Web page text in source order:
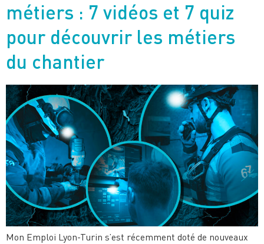
métiers : 7 vidéos et 7 quiz
pour découvrir les métiers
du chantier
Mon Emploi Lyon-Turin s’est récemment doté de nouveaux